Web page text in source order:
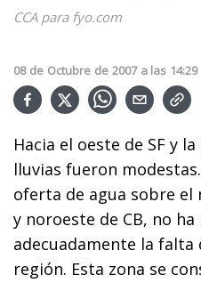
CCA para fyo.com
08 de Octubre de 2007 a las 14:29
Hacia el oeste de SF y
lluvias fueron
oferta de agua sobre el
y noroeste de CB, no
adecuadamente la falta
región. Esta zona se